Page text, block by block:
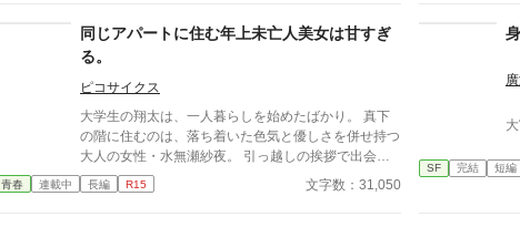
る
同じアパートに住む年上未亡人美女は甘すぎ
る。
ピコサイクス
大学生の翔太は、一人暮らしを始めたばかり。 真下
の階に住むのは、落ち着いた色気と優しさを併せ持つ
大人の女性・水無瀬紗夜。 引っ越しの挨拶で出会っ
た瞬間、翔太は心を奪われてしまう。 偶然にもアル
バイト先のスーパーで再会した彼女は、翔太をすぐに
青春 連載中 長編 R15 文字数：31,050
SF 完結 短編